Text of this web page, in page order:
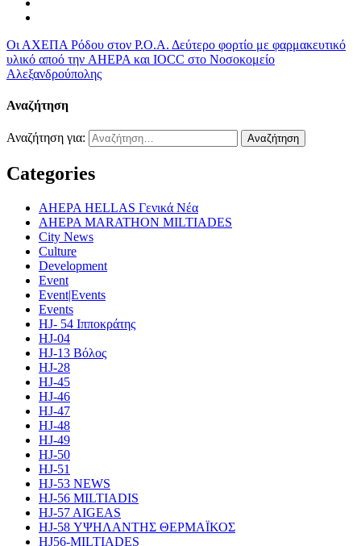
Οι ΑΧΕΠΑ Ρόδου στον Ρ.Ο.Α. Δεύτερο φορτίο με φαρμακευτικό
υλικό αποό την AHEPA και IOCC στο Νοσοκομείο
Αλεξανδρούπολης
Αναζήτηση
Αναζήτηση για:
Categories
AHEPA HELLAS Γενικά Νέα
AHEPA MARATHON MILTIADES
City News
Culture
Development
Event
Event|Events
Events
HJ- 54 Ιπποκράτης
HJ-04
HJ-13 Βόλος
HJ-28
HJ-45
HJ-46
HJ-47
HJ-48
HJ-49
HJ-50
HJ-51
HJ-53 NEWS
HJ-56 MILTIADIS
HJ-57 AIGEAS
HJ-58 ΥΨΗΛΑΝΤΗΣ ΘΕΡΜΑΪΚΟΣ
HJ56-MILTIADES